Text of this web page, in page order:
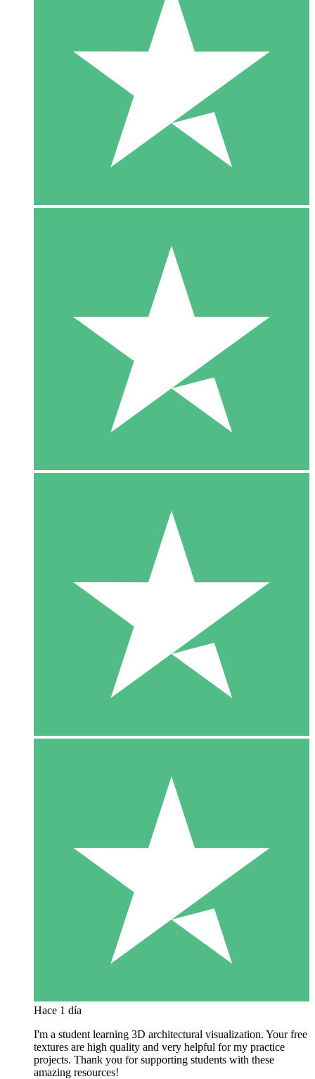
Hace 1 día
I'm a student learning 3D architectural visualization. Your free
textures are high quality and very helpful for my practice
projects. Thank you for supporting students with these
amazing resources!